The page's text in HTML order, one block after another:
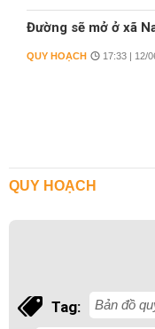
Đường sẽ mở ở xã
QUY HOẠCH 17:33 | 12/
QUY HOẠCH
Tag: Bản đồ